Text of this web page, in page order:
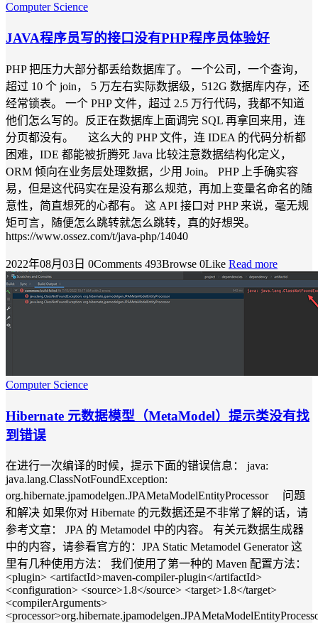
Computer Science
JAVA程序员写的接口没有PHP程序员体验好
PHP 把压力大部分都丢给数据库了。 一个公司，一个查询，
超过 10 个 join， 5 万左右实际数据级，512G 数据库内存，还
经常锁表。 一个 PHP 文件，超过 2.5 万行代码，我都不知道
他们怎么写的。反正在数据库上面调完 SQL 再拿回来用，连
分页都没有。 这么大的 PHP 文件，连 IDEA 的代码分析都
困难，IDE 都能被折腾死 Java 比较注意数据结构化定义，
ORM 倾向在业务层处理数据，少用 Join。 PHP 上手确实容
易，但是这代码实在是没有那么规范，再加上变量名命名的随
意性，简直想死的心都有。 这 API 接口对 PHP 来说，毫无规
矩可言，随便怎么跳转就怎么跳转，真的好想哭。
https://www.ossez.com/t/java-php/14040
2022年08月03日 0Comments 493Browse 0Like Read more
Computer Science
Hibernate 元数据模型（MetaModel）提示类没有找
到错误
在进行一次编译的时候，提示下面的错误信息： java:
java.lang.ClassNotFoundException:
org.hibernate.jpamodelgen.JPAMetaModelEntityProcessor 问题
和解决 如果你对 Hibernate 的元数据还是不非常了解的话，请
参考文章： JPA 的 Metamodel 中的内容。 有关元数据生成器
中的内容，请参看官方的：JPA Static Metamodel Generator 这
里有几种使用方法： 我们使用了第一种的 Maven 配置方法：
<plugin> <artifactId>maven-compiler-plugin</artifactId>
<configuration> <source>1.8</source> <target>1.8</target>
<compilerArguments>